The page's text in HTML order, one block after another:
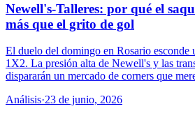
Newell's-Talleres: por qué el
más que el grito de gol
El duelo del domingo en Rosario esconde
1X2. La presión alta de Newell's y las
dispararán un mercado de corners que
Análisis·23 de junio, 2026